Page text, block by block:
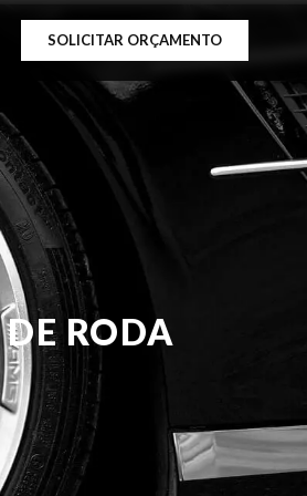
SOLICITAR ORÇAMENTO
RODA